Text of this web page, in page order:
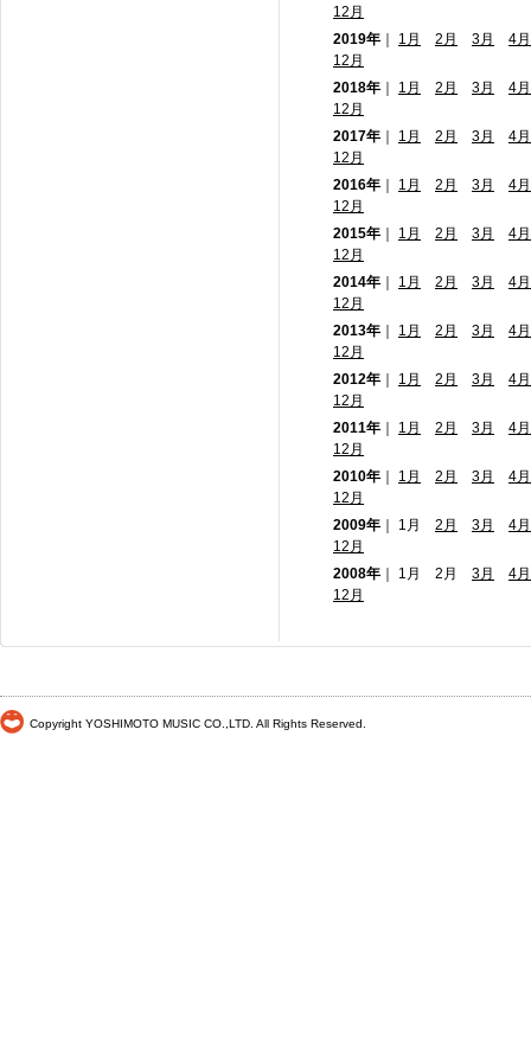
12月
2019年
1月 2月 3月
4月
12月
2018年
1月 2月 3月
4月
12月
2017年
1月 2月 3月
4月
12月
2016年
1月 2月 3月
4月
12月
2015年
1月 2月 3月
4月
12月
2014年
1月 2月 3月
4月
12月
2013年
1月 2月 3月
4月
12月
2012年
1月 2月 3月
4月
12月
2011年
1月 2月 3月
4月
12月
2010年
1月 2月 3月
4月
12月
2009年 ｜ 1月 2月 3月
4月
12月
2008年 ｜ 1月 2月 3月
4月
12月
Copyright YOSHIMOTO MUSIC CO.,LTD. All Rights Reserved.